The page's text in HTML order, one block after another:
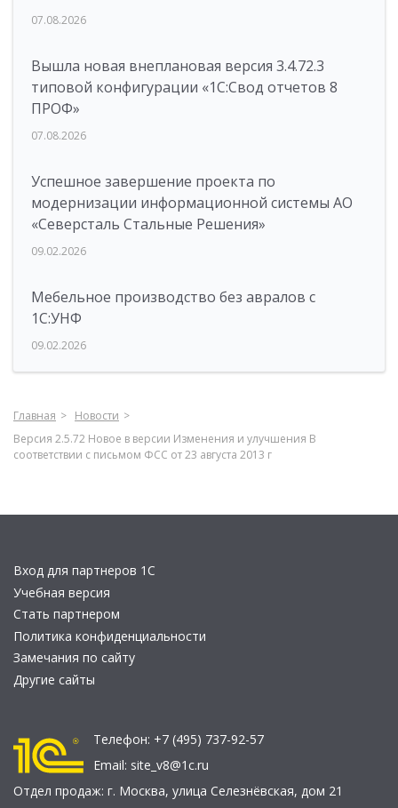
07.08.2026
Вышла новая внеплановая версия 3.4.72.3
типовой конфигурации «1C:Свод отчетов 8
ПРОФ»
07.08.2026
Успешное завершение проекта по
модернизации информационной системы АО
«Северсталь Стальные Решения»
09.02.2026
Мебельное производство без авралов с
1С:УНФ
09.02.2026
Главная
Новости
Версия 2.5.72 Новое в версии Изменения и улучшения В
соответствии с письмом ФСС от 23 августа 2013 г
Вход для партнеров 1С
Учебная версия
Стать партнером
Политика конфиденциальности
Замечания по сайту
Другие сайты
Телефон: +7 (495) 737-92-57
Email: site_v8@1c.ru
Отдел продаж: г. Москва, улица Селезнёвская, дом 21